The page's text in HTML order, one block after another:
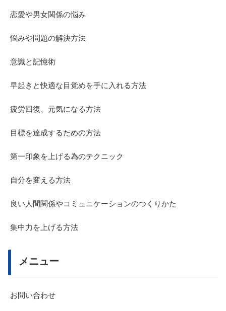
恋愛や男女関係の悩み
悩みや問題の解決方法
意識と記憶術
早起きと快適な目覚めを手に入れる方法
疲労回復、元気になる方法
目標を達成するための方法
第一印象を上げる為のテクニック
自分を変える方法
良い人間関係やコミュニケーションのつくりかた
集中力を上げる方法
メニュー
お問い合わせ